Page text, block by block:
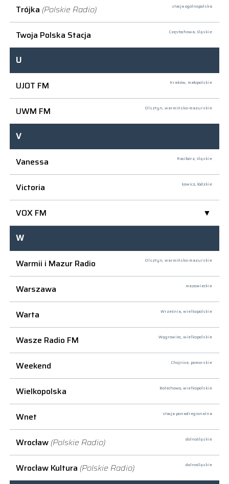
Trójka (Polskie Radio) stacja ogólnopolska
Twoja Polska Stacja Częstochowa, śląskie
U
UJOT FM
Kraków, małopolskie
UWM FM Olsztyn, warmińsko-mazurskie
V
Vanessa
Racibórz, śląskie
Victoria Łowicz, łódzkie
VOX FM
W
Warmii i Mazur Radio
Olsztyn, warmińsko-mazurskie
Warszawa mazowieckie
Warta Września, wielkopolskie
Wasze Radio FM Wągrowiec, wielkopolskie
Weekend Chojnice, pomorskie
Wielkopolska Bolechowo, wielkopolskie
Wnet stacja ponadregionalna
Wrocław (Polskie Radio) dolnośląskie
Wrocław Kultura (Polskie Radio) dolnośląskie